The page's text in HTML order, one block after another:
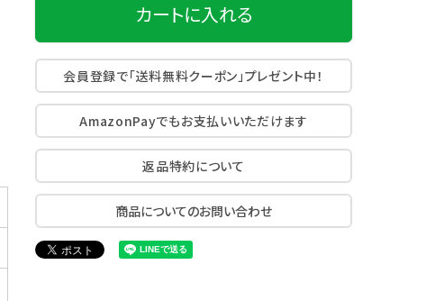
カートに入れる
会員登録で「送料無料クーポン」プレゼント中！
AmazonPayでもお支払いいただけます
返品特約について
商品についてのお問い合わせ